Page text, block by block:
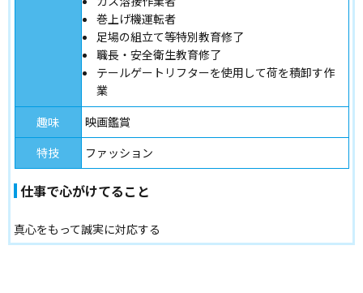
巻上げ機運転者
足場の組立て等特別教育修了
職長・安全衛生教育修了
テールゲートリフターを使用して荷を積卸す作
業
趣味
映画鑑賞
特技
ファッション
仕事で心がけてること
真心をもって誠実に対応する